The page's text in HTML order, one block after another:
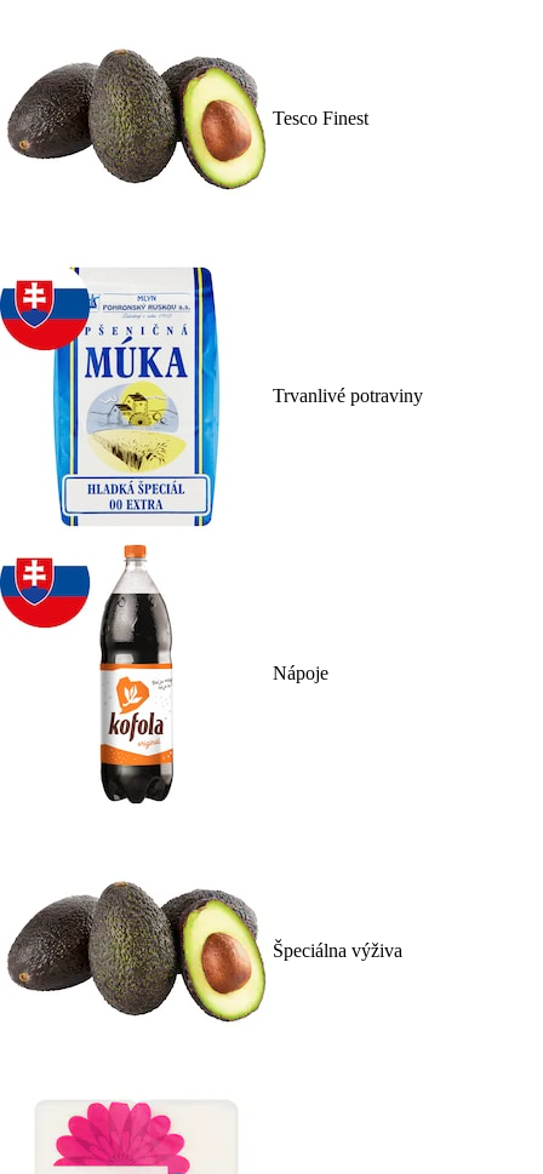
Tesco Finest
Trvanlivé potraviny
Nápoje
Špeciálna výživa